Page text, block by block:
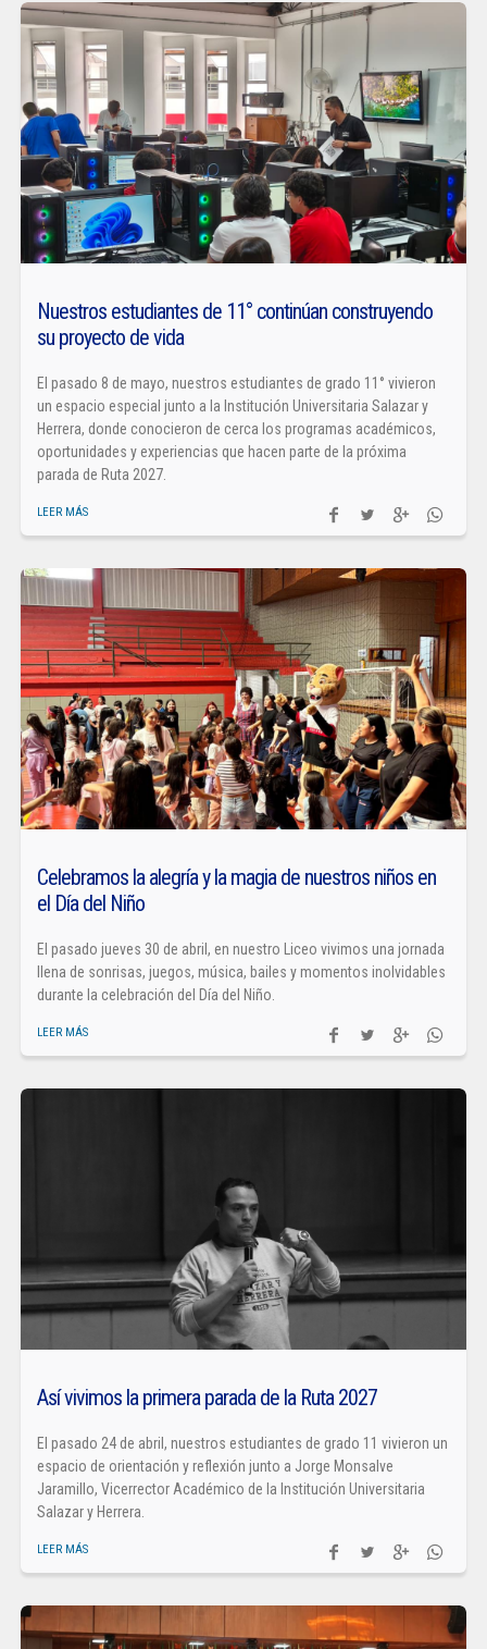
Nuestros estudiantes de 11° continúan construyendo
su proyecto de vida
El pasado 8 de mayo, nuestros estudiantes de grado 11° vivieron
un espacio especial junto a la Institución Universitaria Salazar y
Herrera, donde conocieron de cerca los programas académicos,
oportunidades y experiencias que hacen parte de la próxima
parada de Ruta 2027.
LEER MÁS
Celebramos la alegría y la magia de nuestros niños en
el Día del Niño
El pasado jueves 30 de abril, en nuestro Liceo vivimos una jornada
llena de sonrisas, juegos, música, bailes y momentos inolvidables
durante la celebración del Día del Niño.
LEER MÁS
Así vivimos la primera parada de la Ruta 2027
El pasado 24 de abril, nuestros estudiantes de grado 11 vivieron un
espacio de orientación y reflexión junto a Jorge Monsalve
Jaramillo, Vicerrector Académico de la Institución Universitaria
Salazar y Herrera.
LEER MÁS